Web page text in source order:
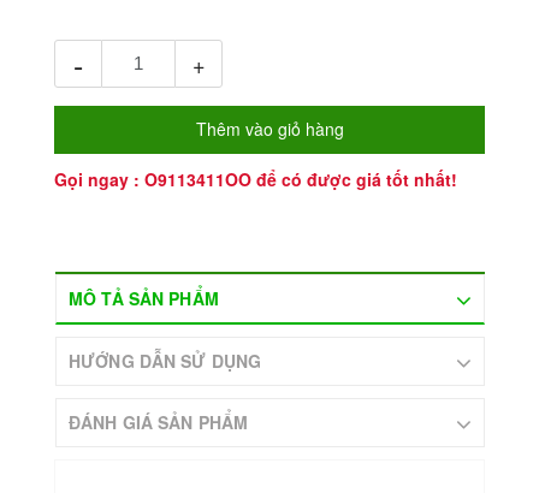
- +
Thêm vào giỏ hàng
Gọi ngay : O9113411OO để có được giá tốt nhất!
MÔ TẢ SẢN PHẨM
HƯỚNG DẪN SỬ DỤNG
ĐÁNH GIÁ SẢN PHẨM